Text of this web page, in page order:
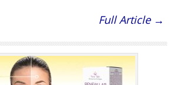
Full Article →